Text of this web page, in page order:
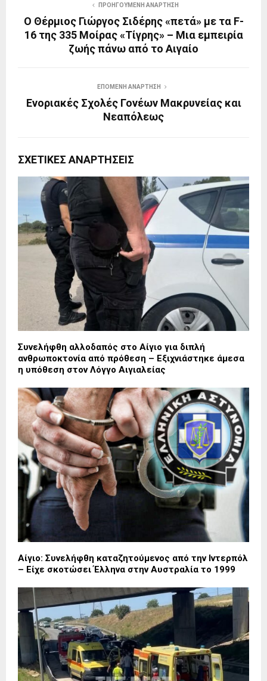
ΠΡΟΗΓΟΎΜΕΝΗ ΑΝΆΡΤΗΣΗ
Ο Θέρμιος Γιώργος Σιδέρης «πετά» με τα F-
16 της 335 Μοίρας «Τίγρης» – Μια εμπειρία
ζωής πάνω από το Αιγαίο
ΕΠΌΜΕΝΗ ΑΝΆΡΤΗΣΗ
Ενοριακές Σχολές Γονέων Μακρυνείας και
Νεαπόλεως
ΣΧΕΤΙΚΈΣ ΑΝΑΡΤΉΣΕΙΣ
Συνελήφθη αλλοδαπός στο Αίγιο για διπλή
ανθρωποκτονία από πρόθεση – Εξιχνιάστηκε άμεσα
η υπόθεση στον Λόγγο Αιγιαλείας
Αίγιο: Συνελήφθη καταζητούμενος από την Ιντερπόλ
– Είχε σκοτώσει Έλληνα στην Αυστραλία το 1999